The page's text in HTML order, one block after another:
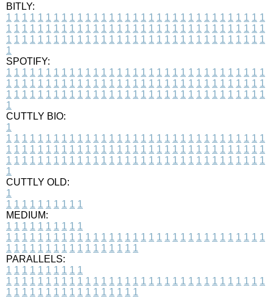
BITLY:
1 1 1 1 1 1 1 1 1 1 1 1 1 1 1 1 1 1 1 1 1 1 1 1 1 1 1 1 1 1 1 1 1
1 1 1 1 1 1 1 1 1 1 1 1 1 1 1 1 1 1 1 1 1 1 1 1 1 1 1 1 1 1 1 1 1
1 1 1 1 1 1 1 1 1 1 1 1 1 1 1 1 1 1 1 1 1 1 1 1 1 1 1 1 1 1 1 1 1
1
SPOTIFY:
1 1 1 1 1 1 1 1 1 1 1 1 1 1 1 1 1 1 1 1 1 1 1 1 1 1 1 1 1 1 1 1 1
1 1 1 1 1 1 1 1 1 1 1 1 1 1 1 1 1 1 1 1 1 1 1 1 1 1 1 1 1 1 1 1 1
1 1 1 1 1 1 1 1 1 1 1 1 1 1 1 1 1 1 1 1 1 1 1 1 1 1 1 1 1 1 1 1 1
1
CUTTLY BIO:
1
1 1 1 1 1 1 1 1 1 1 1 1 1 1 1 1 1 1 1 1 1 1 1 1 1 1 1 1 1 1 1 1 1
1 1 1 1 1 1 1 1 1 1 1 1 1 1 1 1 1 1 1 1 1 1 1 1 1 1 1 1 1 1 1 1 1
1 1 1 1 1 1 1 1 1 1 1 1 1 1 1 1 1 1 1 1 1 1 1 1 1 1 1 1 1 1 1 1 1
1
CUTTLY OLD:
1
1 1 1 1 1 1 1 1 1 1
MEDIUM:
1 1 1 1 1 1 1 1 1 1
1 1 1 1 1 1 1 1 1 1 1 1 1 1 1 1 1 1 1 1 1 1 1 1 1 1 1 1 1 1 1 1 1
1 1 1 1 1 1 1 1 1 1 1 1 1 1 1 1 1
PARALLELS:
1 1 1 1 1 1 1 1 1 1
1 1 1 1 1 1 1 1 1 1 1 1 1 1 1 1 1 1 1 1 1 1 1 1 1 1 1 1 1 1 1 1 1
1 1 1 1 1 1 1 1 1 1 1 1 1 1 1 1 1